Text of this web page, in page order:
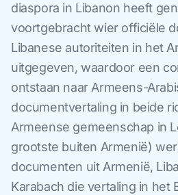
diaspora in Libanon heeft
voortgebracht wier officiële
Libanese autoriteiten in het
uitgegeven, waardoor een
ontstaan naar Armeens-
documentvertaling in beide
Armeense gemeenschap in
grootste buiten Armenië)
documenten uit Armenië,
Karabach die vertaling in het